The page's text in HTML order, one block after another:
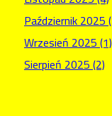
Październik 2025
Wrzesień 2025 (1)
Sierpień 2025 (2)